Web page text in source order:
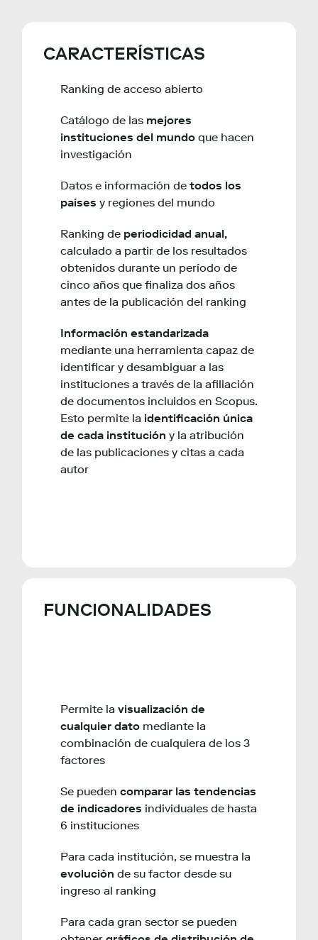
CARACTERÍSTICAS
Ranking de acceso abierto
Catálogo de las mejores
instituciones del mundo que hacen
investigación
Datos e información de todos los
países y regiones del mundo
Ranking de periodicidad anual,
calculado a partir de los resultados
obtenidos durante un período de
cinco años que finaliza dos años
antes de la publicación del ranking
Información estandarizada
mediante una herramienta capaz de
identificar y desambiguar a las
instituciones a través de la afiliación
de documentos incluidos en Scopus.
Esto permite la identificación única
de cada institución y la atribución
de las publicaciones y citas a cada
autor
FUNCIONALIDADES
Permite la visualización de
cualquier dato mediante la
combinación de cualquiera de los 3
factores
Se pueden comparar las tendencias
de indicadores individuales de hasta
6 instituciones
Para cada institución, se muestra la
evolución de su factor desde su
ingreso al ranking
Para cada gran sector se pueden